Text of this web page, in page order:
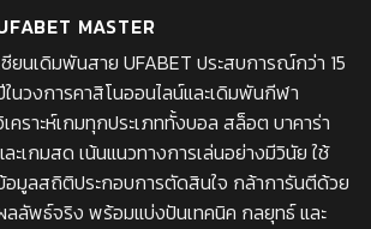
MASTER
ซียนเดิมพันสาย UFABET ประสบการณ์กว่า 15
ในวงการคาสิโนออนไลน์และเดิมพันกีฬา
เคราะห์เกมทุกประเภททั้งบอล สล็อต บาคาร่า
ละเกมสด เน้นแนวทางการเล่นอย่างมีวินัย ใช้
อมูลสถิติประกอบการตัดสินใจ กล้าการันตีด้วย
ลลัพธ์จริง พร้อมแบ่งปันเทคนิค กลยุทธ์ และ